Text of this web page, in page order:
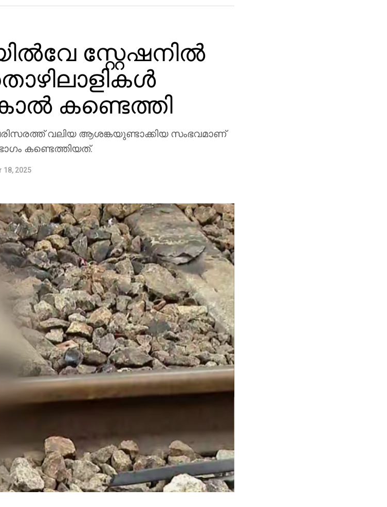
സ്റ്റേഷനില്‍
കണ്ടെത്തി
വലിയ ആശങ്കയുണ്ടാക്കിയ സംഭവമാണ്
കണ്ടെത്തിയത്.
18, 2025